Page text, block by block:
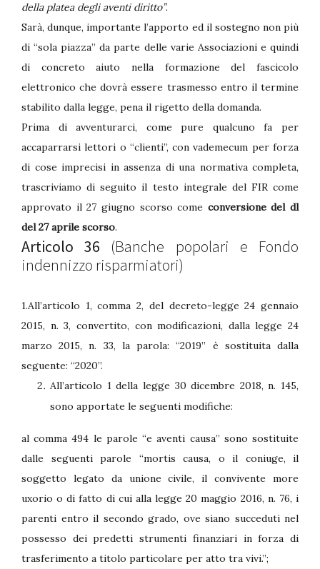
della platea degli aventi diritto”.
Sarà, dunque, importante l’apporto ed il sostegno non più
di “sola piazza” da parte delle varie Associazioni e quindi
di concreto aiuto nella formazione del fascicolo
elettronico che dovrà essere trasmesso entro il termine
stabilito dalla legge, pena il rigetto della domanda.
Prima di avventurarci, come pure qualcuno fa per
accaparrarsi lettori o “clienti”, con vademecum per forza
di cose imprecisi in assenza di una normativa completa,
trascriviamo di seguito il testo integrale del FIR come
approvato il 27 giugno scorso come conversione del dl
del 27 aprile scorso.
Articolo 36 (Banche popolari e Fondo
indennizzo risparmiatori)
1.All’articolo 1, comma 2, del decreto-legge 24 gennaio
2015, n. 3, convertito, con modificazioni, dalla legge 24
marzo 2015, n. 33, la parola: “2019” è sostituita dalla
seguente: “2020”.
All’articolo 1 della legge 30 dicembre 2018, n. 145,
sono apportate le seguenti modifiche:
al comma 494 le parole “e aventi causa” sono sostituite
dalle seguenti parole “mortis causa, o il coniuge, il
soggetto legato da unione civile, il convivente more
uxorio o di fatto di cui alla legge 20 maggio 2016, n. 76, i
parenti entro il secondo grado, ove siano succeduti nel
possesso dei predetti strumenti finanziari in forza di
trasferimento a titolo particolare per atto tra vivi.”;